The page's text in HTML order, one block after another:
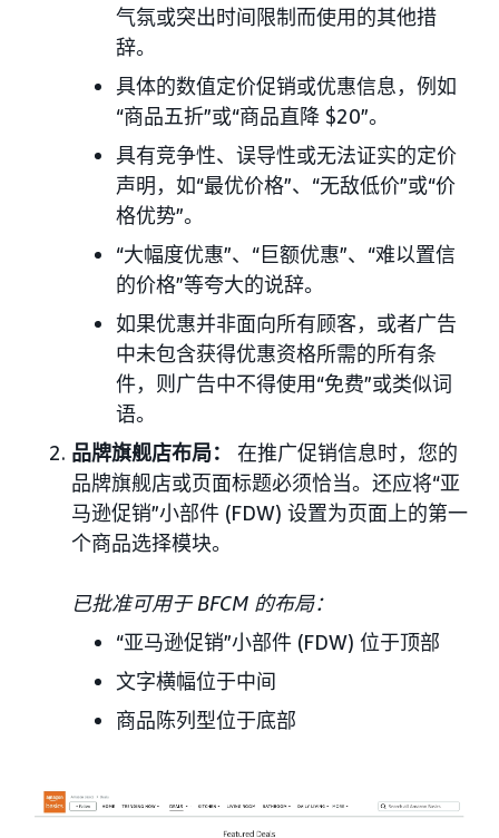
气氛或突出时间限制而使用的其他措
辞。
具体的数值定价促销或优惠信息，例如
“商品五折”或“商品直降 $20”。
具有竞争性、误导性或无法证实的定价
声明，如“最优价格”、“无敌低价”或“价
格优势”。
“大幅度优惠”、“巨额优惠”、“难以置信
的价格”等夸大的说辞。
如果优惠并非面向所有顾客，或者广告
中未包含获得优惠资格所需的所有条
件，则广告中不得使用“免费”或类似词
语。
品牌旗舰店布局：
在推广促销信息时，您的
品牌旗舰店或页面标题必须恰当。还应将“亚
马逊促销”小部件 (FDW) 设置为页面上的第一
个商品选择模块。
已批准可用于 BFCM 的布局：
“亚马逊促销”小部件 (FDW) 位于顶部
文字横幅位于中间
商品陈列型位于底部